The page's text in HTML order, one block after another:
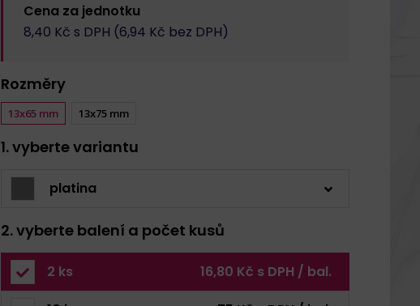
Cena za jednotku
8,40 Kč s DPH (6,94 Kč bez DPH)
Rozměry
13x65 mm 13x75 mm
1. vyberte variantu
platina
2. vyberte balení a počet kusů
2 ks 16,80 Kč s DPH / bal.